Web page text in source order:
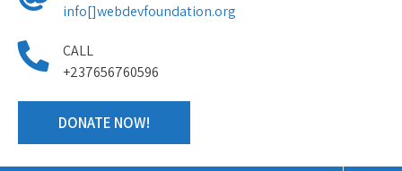
info[]webdevfoundation.org
CALL
+237656760596
DONATE NOW!